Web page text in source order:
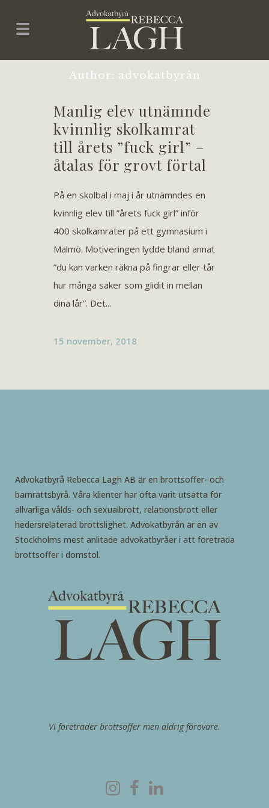
Author: advokatbyrån
Manlig elev utnämnde
kvinnlig skolkamrat
till årets ”fuck girl” –
åtalas för grovt förtal
På en skolbal i maj i år utnämndes en
kvinnlig elev till ”årets fuck girl” inför
400 skolkamrater på ett gymnasium i
Malmö. Motiveringen lydde bland annat
”du kan varken räkna på fingrar eller tår
hur många saker som glidit in mellan
dina lår”. Det...
15 november, 2018
Advokatbyrå Rebecca Lagh AB är en brottsoffer- och
barnrättsbyrå. Våra klienter har ofta varit utsatta för
allvarliga vålds- och sexualbrott, relationsbrott eller
hedersrelaterad brottslighet. Advokatbyrån är en av
Stockholms mest anlitade advokatbyråer i att företräda
brottsoffer i domstol.
Vi företräder brottsoffer men aldrig förövare.